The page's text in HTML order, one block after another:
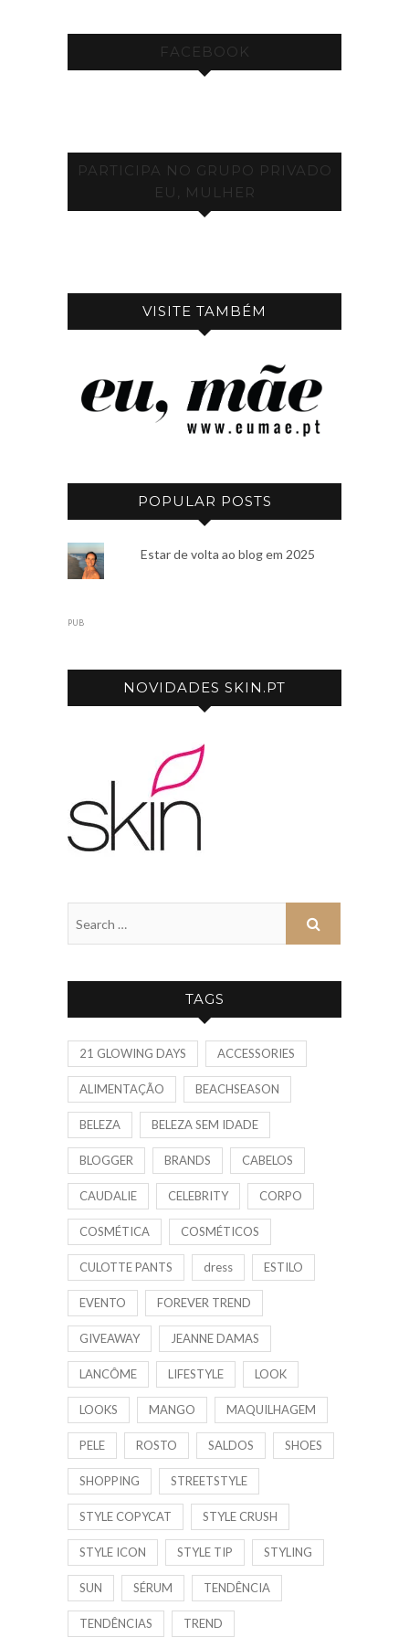
FACEBOOK
PARTICIPA NO GRUPO PRIVADO
EU, MULHER
VISITE TAMBÉM
POPULAR POSTS
Estar de volta ao blog em 2025
PUB
NOVIDADES SKIN.PT
TAGS
21 GLOWING DAYS ACCESSORIES
ALIMENTAÇÃO BEACHSEASON
BELEZA BELEZA SEM IDADE
BLOGGER BRANDS CABELOS
CAUDALIE CELEBRITY CORPO
COSMÉTICA COSMÉTICOS
CULOTTE PANTS dress ESTILO
EVENTO FOREVER TREND
GIVEAWAY JEANNE DAMAS
LANCÔME LIFESTYLE LOOK
LOOKS MANGO MAQUILHAGEM
PELE ROSTO SALDOS SHOES
SHOPPING STREETSTYLE
STYLE COPYCAT STYLE CRUSH
STYLE ICON STYLE TIP STYLING
SUN SÉRUM TENDÊNCIA
TENDÊNCIAS TREND